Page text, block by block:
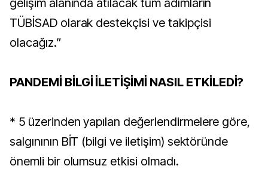
gelişim alanında atılacak tüm adımların
TÜBİSAD olarak destekçisi ve takipçisi
olacağız.”
PANDEMİ BİLGİ İLETİŞİMİ NASIL ETKİLEDİ?
* 5 üzerinden yapılan değerlendirmelere göre,
salgınının BİT (bilgi ve iletişim) sektöründe
önemli bir olumsuz etkisi olmadı.